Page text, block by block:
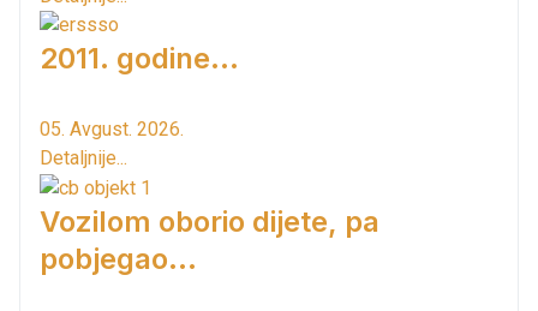
2011. godine...
05. Avgust. 2026.
Detaljnije...
Vozilom oborio dijete, pa
pobjegao...